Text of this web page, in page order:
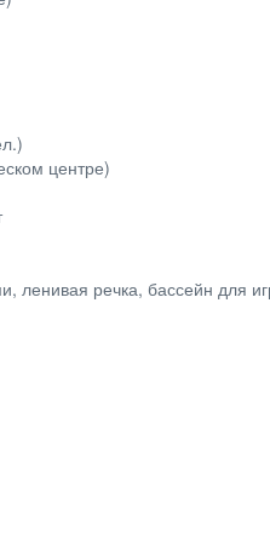
центре)
ленивая речка, бассейн для